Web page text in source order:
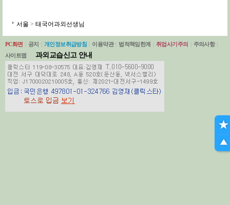
서울 > 태국어과외선생님
PC화면 공지 개인정보취급방침 이용약관 법적책임한계 취업사기주의 주의사항
사이트맵
과외교습신고 안내